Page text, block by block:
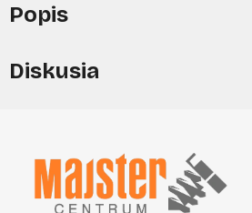
Popis
Diskusia